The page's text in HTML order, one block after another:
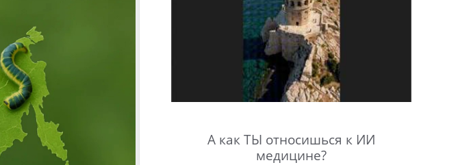
А как ТЫ относишься к ИИ
медицине?